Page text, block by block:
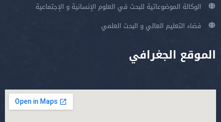
الوكالة الموضوعاتية للبحث في العلوم الإنسانية و الإجتماعية
فضاء التعليم العالي و البحث العلمي
الموقع الجغرافي